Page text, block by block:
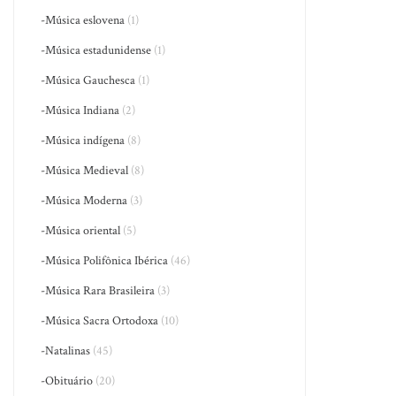
-Música eslovena (1)
-Música estadunidense (1)
-Música Gauchesca (1)
-Música Indiana (2)
-Música indígena (8)
-Música Medieval (8)
-Música Moderna (3)
-Música oriental (5)
-Música Polifônica Ibérica (46)
-Música Rara Brasileira (3)
-Música Sacra Ortodoxa (10)
-Natalinas (45)
-Obituário (20)